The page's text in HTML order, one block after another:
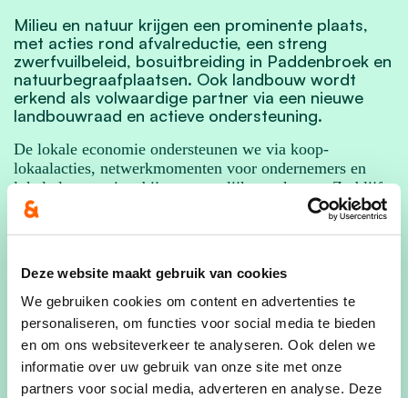
Deze website maakt gebruik van cookies
We gebruiken cookies om content en advertenties te
personaliseren, om functies voor social media te bieden
en om ons websiteverkeer te analyseren. Ook delen we
informatie over uw gebruik van onze site met onze
partners voor social media, adverteren en analyse. Deze
Milieu en natuur krijgen een prominente plaats,
met acties rond afvalreductie, een streng
zwerfvuilbeleid, bosuitbreiding in Paddenbroek en
natuurbegraafplaatsen. Ook landbouw wordt
erkend als volwaardige partner via een nieuwe
landbouwraad en actieve ondersteuning.
De lokale economie ondersteunen we via koop-
lokaalacties, netwerkmomenten voor ondernemers en
lokale leveranciers bij gemeentelijke aankopen. Zo blijft
Pajottegem niet alleen een aangename plek om te wonen,
Cultuur, onderwijs en vrije tijd
Voor cultuur en vrije tijd opent Pajottegem twee nieuwe
bibliotheken en twee kunstacademies. Dankzij een
hybride systeem blijven bibliotheekdiensten en
activiteiten toegankelijk in Herne.
Onderwijs en opvang blijven dicht bij huis, met